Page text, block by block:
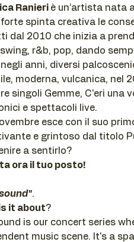
Ranieri è un’artista nata
forte spinta creativa le
dal 2010 che inizia a
swing, r&b, pop, dando
anni, diversi
moderna, vulcanica, nel
singoli Gemme, C'eri una
e spettacoli live.
esce con il suo
e grintoso dal titolo
a sentirlo?
ora il tuo posto!
.
it about?
is our concert series
music scene. It's a